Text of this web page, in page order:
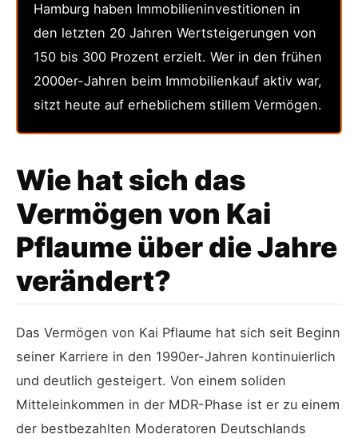
Hamburg haben Immobilieninvestitionen in
den letzten 20 Jahren Wertsteigerungen von
150 bis 300 Prozent erzielt. Wer in den frühen
2000er-Jahren beim Immobilienkauf aktiv war,
sitzt heute auf erheblichem stillem Vermögen.
Wie hat sich das
Vermögen von Kai
Pflaume über die Jahre
verändert?
Das Vermögen von Kai Pflaume hat sich seit Beginn
seiner Karriere in den 1990er-Jahren kontinuierlich
und deutlich gesteigert. Von einem soliden
Mitteleinkommen in der MDR-Phase ist er zu einem
der bestbezahlten Moderatoren Deutschlands